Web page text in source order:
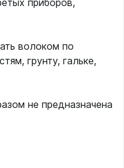
приборов,
волоком по
грунту, гальке,
не предназначена